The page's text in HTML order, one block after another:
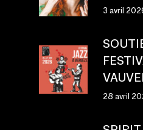
3 avril
28 avril